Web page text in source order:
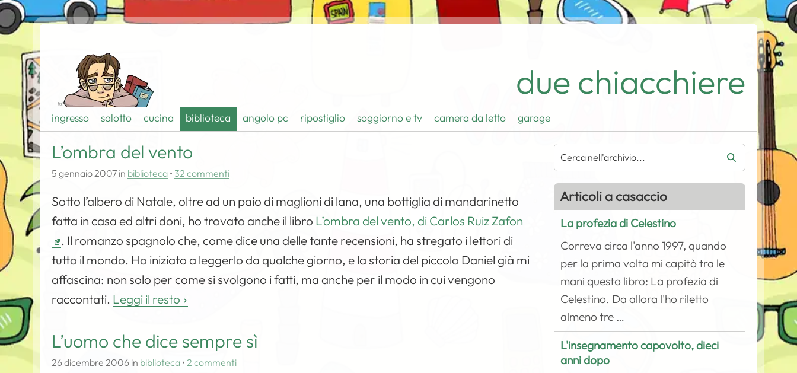
due chiacchiere
ingresso salotto cucina biblioteca angolo pc ripostiglio soggiorno e tv camera da letto garage
L’ombra del vento
5 gennaio 2007 in biblioteca • 32 commenti
Sotto l’albero di Natale, oltre ad un paio di maglioni di lana, una bottiglia di mandarinetto
fatta in casa ed altri doni, ho trovato anche il libro L’ombra del vento, di Carlos Ruiz Zafon
. Il romanzo spagnolo che, come dice una delle tante recensioni, ha stregato i lettori di
tutto il mondo. Ho iniziato a leggerlo da qualche giorno, e la storia del piccolo Daniel già mi
affascina: non solo per come si svolgono i fatti, ma anche per il modo in cui vengono
raccontati. Leggi il resto
L’uomo che dice sempre sì
26 dicembre 2006 in biblioteca • 2 commenti
Articoli a casaccio
La profezia di Celestino
Correva circa l'anno 1997, quando
per la prima volta mi capitò tra le
mani questo libro: La profezia di
Celestino. Da allora l'ho riletto
almeno tre …
L'insegnamento capovolto, dieci
anni dopo